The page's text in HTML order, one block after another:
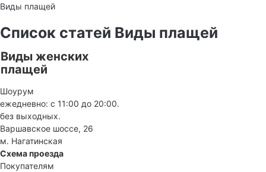
Виды плащей
Список статей Виды плащей
Виды женских
плащей
Шоурум
ежедневно: с 11:00 до 20:00.
без выходных.
Варшавское шоссе, 26
м. Нагатинская
Схема проезда
Покупателям